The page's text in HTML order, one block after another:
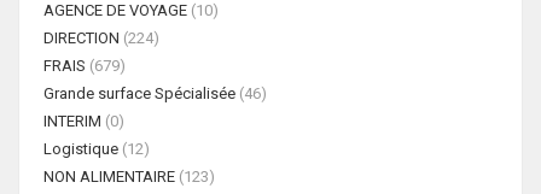
AGENCE DE VOYAGE (10)
DIRECTION (224)
FRAIS (679)
Grande surface Spécialisée (46)
INTERIM (0)
Logistique (12)
NON ALIMENTAIRE (123)